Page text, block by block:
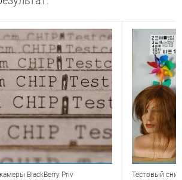
BlackBerry Priv Тестовый